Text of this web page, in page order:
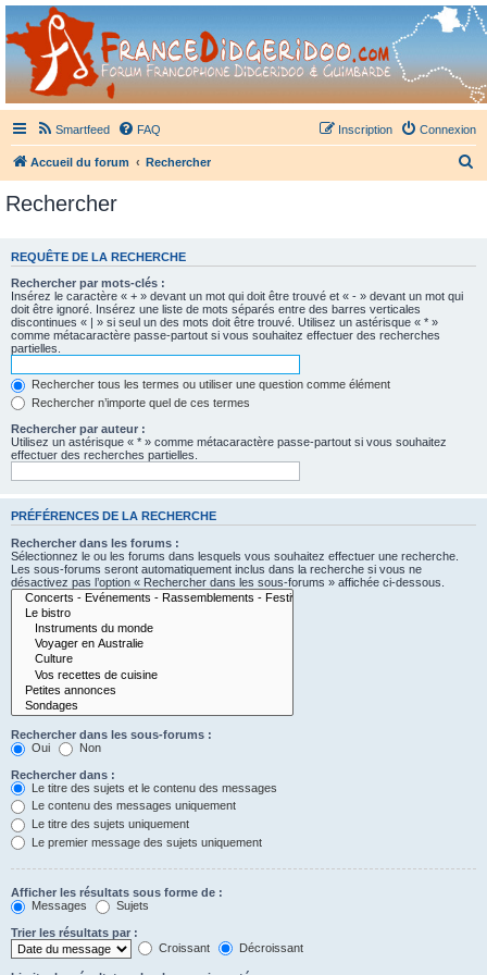
France Didgeridoo
Didgeridoo et Guimbarde sur France Didgeridoo - retrouvez la communauté.
Smartfeed FAQ Connexion
Inscription
Accueil du forum Rechercher
e
Rechercher
REQUÊTE DE LA RECHERCHE
Rechercher par mots-clés :
Insérez le caractère « + » devant un mot qui doit être trouvé et « - » devant un mot qui
doit être ignoré. Insérez une liste de mots séparés entre des barres verticales
discontinues « | » si seul un des mots doit être trouvé. Utilisez un astérisque « * »
comme métacaractère passe-partout si vous souhaitez effectuer des recherches
partielles.
Rechercher tous les termes ou utiliser une question comme élément
Rechercher n’importe quel de ces termes
Rechercher par auteur :
Utilisez un astérisque « * » comme métacaractère passe-partout si vous souhaitez
effectuer des recherches partielles.
PRÉFÉRENCES DE LA RECHERCHE
Rechercher dans les forums :
Sélectionnez le ou les forums dans lesquels vous souhaitez effectuer une recherche.
Les sous-forums seront automatiquement inclus dans la recherche si vous ne
désactivez pas l’option « Rechercher dans les sous-forums » affichée ci-dessous.
Rechercher dans les sous-forums :
Oui
Non
Rechercher dans :
Le titre des sujets et le contenu des messages
Le contenu des messages uniquement
Le titre des sujets uniquement
Le premier message des sujets uniquement
Afficher les résultats sous forme de :
Messages
Sujets
Trier les résultats par :
Croissant
Décroissant